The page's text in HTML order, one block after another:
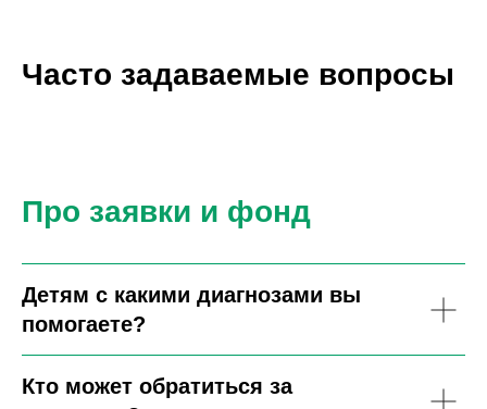
Часто задаваемые вопросы
Про заявки и фонд
Детям с какими диагнозами вы
помогаете?
Кто может обратиться за